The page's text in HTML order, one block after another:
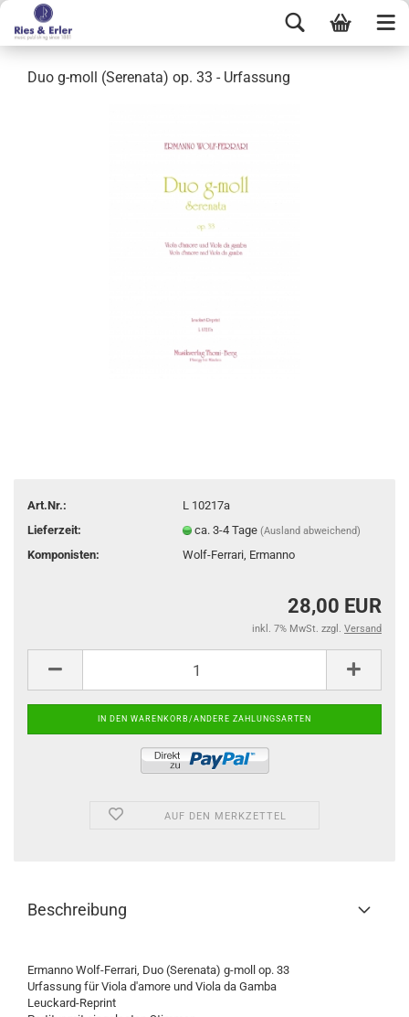
Duo g-moll (Serenata) op. 33 - Urfassung
Art.Nr.:
L 10217a
Lieferzeit:
ca. 3-4 Tage(Ausland abweichend)
Komponisten: Wolf-Ferrari, Ermanno
28,00 EUR
inkl. 7% MwSt. zzgl. Versand
AUF DEN MERKZETTEL
Beschreibung
Ermanno Wolf-Ferrari, Duo (Serenata) g-moll op. 33
Urfassung für Viola d'amore und Viola da Gamba
Leuckard-Reprint